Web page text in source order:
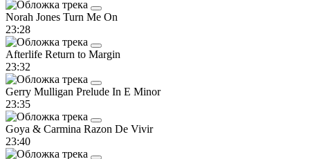
Norah Jones Turn Me On
23:28
Afterlife Return to Margin
23:32
Gerry Mulligan Prelude In E Minor
23:35
Goya & Carmina Razon De Vivir
23:40